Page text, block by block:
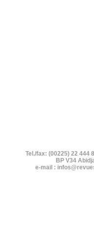
Tel./fax: (00225) 22 444
BP V34
e-mail :